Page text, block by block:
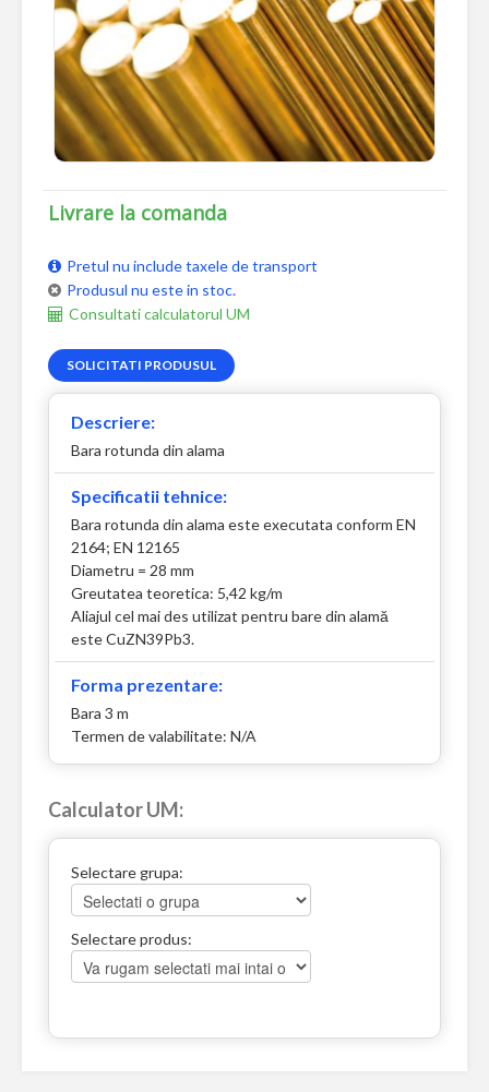
Livrare la comanda
Pretul nu include taxele de transport
Produsul nu este in stoc.
Consultati calculatorul UM
SOLICITATI PRODUSUL
Descriere:
Bara rotunda din alama
Specificatii tehnice:
Bara rotunda din alama este executata conform EN
2164; EN 12165
Diametru = 28 mm
Greutatea teoretica: 5,42 kg/m
Aliajul cel mai des utilizat pentru bare din alamă
este CuZN39Pb3.
Forma prezentare:
Bara 3 m
Termen de valabilitate: N/A
Calculator UM:
Selectare grupa:
Selectare produs: